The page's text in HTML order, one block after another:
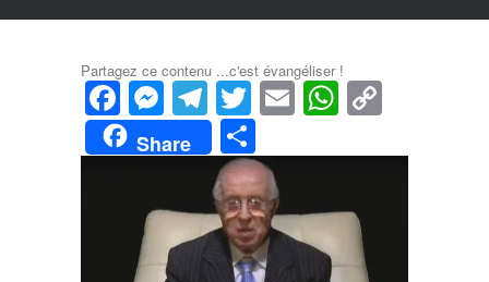
Partagez ce contenu ...c'est évangéliser !
Facebook
Messenger
Telegram
Twitter
Email
Share